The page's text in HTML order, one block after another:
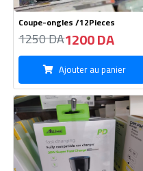
Boite Auto USB+C -ALS A1717
540 DA530 DA
Ajouter au panier